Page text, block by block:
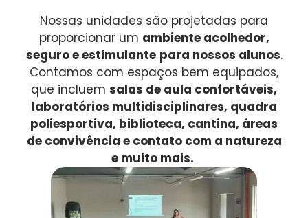
Nossas unidades são projetadas para
proporcionar um ambiente acolhedor,
seguro e estimulante para nossos alunos.
Contamos com espaços bem equipados,
que incluem salas de aula confortáveis,
laboratórios multidisciplinares, quadra
poliesportiva, biblioteca, cantina, áreas
de convivência e contato com a natureza
e muito mais.